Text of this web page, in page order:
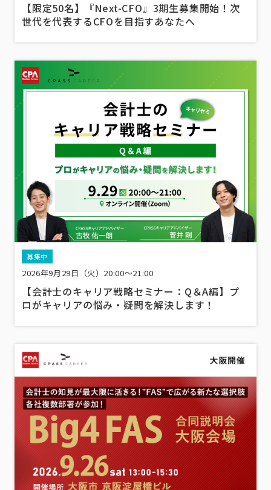
【限定50名】『Next-CFO』3期生募集開始！次
世代を代表するCFOを目指すあなたへ
募集中
2026年9月29日（火）20:00～21:00
【会計士のキャリア戦略セミナー：Q＆A編】プ
ロがキャリアの悩み・疑問を解決します！